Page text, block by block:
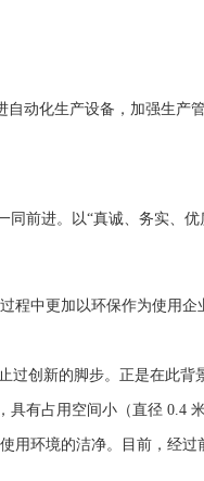
动化生产设备，加强生产
前进。以“真诚、务实、优
中更加以环保作为使用企
创新的脚步。正是在此背
有占用空间小（直径 0.4
环境的洁净。目前，经过